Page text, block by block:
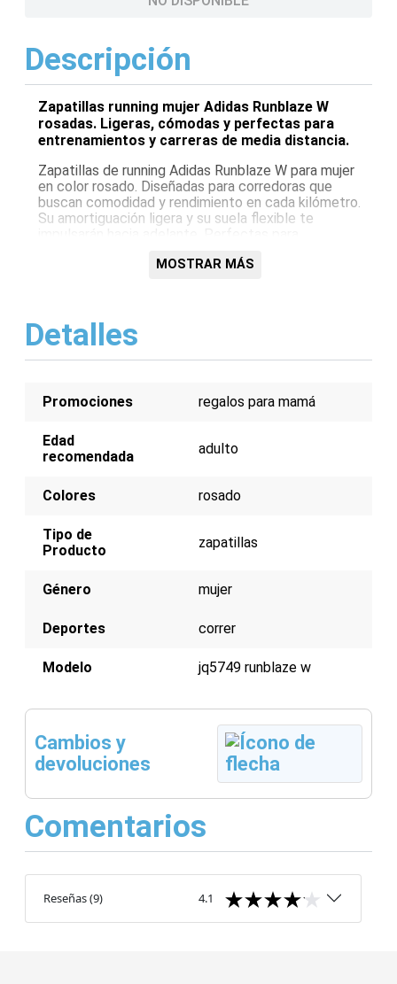
Descripción
Zapatillas running mujer Adidas Runblaze W
rosadas. Ligeras, cómodas y perfectas para
entrenamientos y carreras de media distancia.
Zapatillas de running Adidas Runblaze W para mujer
en color rosado. Diseñadas para corredoras que
buscan comodidad y rendimiento en cada kilómetro.
Su amortiguación ligera y su suela flexible te
Amortiguación ligera
Suela flexible
Color rosado
MOSTRAR MÁS
Detalles
Promociones regalos para mamá
Edad
recomendada
adulto
Colores rosado
Tipo de
Producto
zapatillas
Género mujer
Deportes correr
Modelo jq5749 runblaze w
Cambios y
devoluciones
Comentarios
Reseñas(9) 4.1